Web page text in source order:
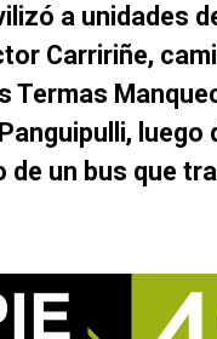
a unidades
Carririñe,
Termas
luego
de un bus que